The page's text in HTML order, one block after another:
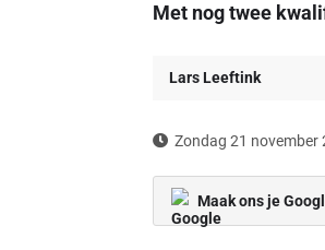
Met nog twee
Lars Leeftink
Zondag 21 november
Maak ons je